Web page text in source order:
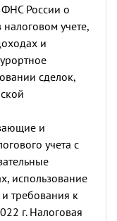
России о
учете,
и
сделок,
и
учета с
использование
требования к
г. Налоговая